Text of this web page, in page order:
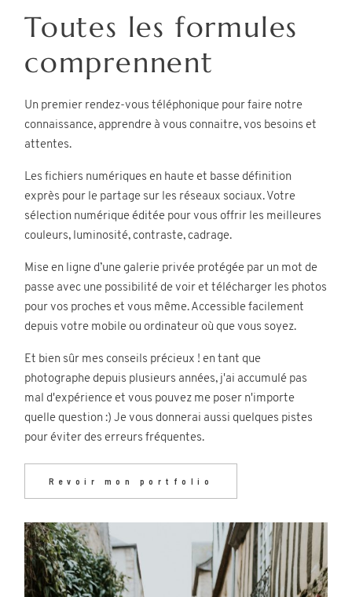
Toutes les formules
comprennent
Un premier rendez-vous téléphonique pour faire notre
connaissance, apprendre à vous connaitre, vos besoins et
attentes.
Les fichiers numériques en haute et basse définition
exprès pour le partage sur les réseaux sociaux. Votre
sélection numérique éditée pour vous offrir les meilleures
couleurs, luminosité, contraste, cadrage.
Mise en ligne d’une galerie privée protégée par un mot de
passe avec une possibilité de voir et télécharger les photos
pour vos proches et vous même. Accessible facilement
depuis votre mobile ou ordinateur où que vous soyez.
Et bien sûr mes conseils précieux ! en tant que
photographe depuis plusieurs années, j'ai accumulé pas
mal d'expérience et vous pouvez me poser n'importe
quelle question :) Je vous donnerai aussi quelques pistes
pour éviter des erreurs fréquentes.
Revoir mon portfolio
Contact
©2026 COPYRIGHT KATERYNA
PHOTOS